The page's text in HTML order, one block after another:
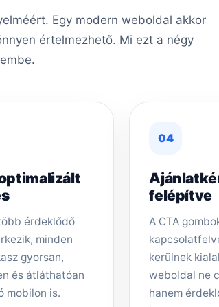
Egy modern weboldal akkor
értelmezhető. Mi ezt a négy
érdeklődő
minden
gyorsan,
és átláthatóan
mobilon is.
04
felépítve
A CTA
kerülnek
weboldal ne
hanem